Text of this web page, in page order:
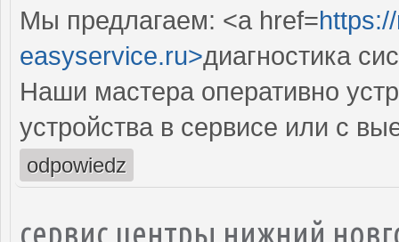
Мы предлагаем: <a href=
easyservice.ru>диагностика
Наши мастера оперативно
устройства в сервисе или с
odpowiedz
сервис центры нижний